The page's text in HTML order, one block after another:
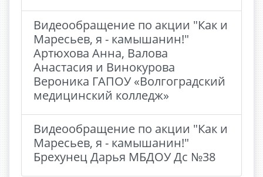
Видеообращение по акции "Как и
Маресьев, я - камышанин!"
Артюхова Анна, Валова
Анастасия и Винокурова
Вероника ГАПОУ «Волгоградский
медицинский колледж»
Видеообращение по акции "Как и
Маресьев, я - камышанин!"
Брехунец Дарья МБДОУ Дс №38